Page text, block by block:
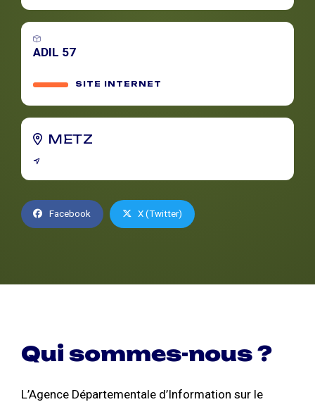
ADIL 57
SITE INTERNET
METZ
Facebook X (Twitter)
Qui sommes-nous ?
L’Agence Départementale d’Information sur le